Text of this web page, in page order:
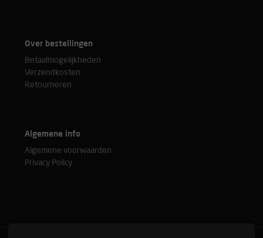
Over bestellingen
Betaalmogelijkheden
Verzendkosten
Retourneren
Algemene info
Algemene voorwaarden
Privacy Policy